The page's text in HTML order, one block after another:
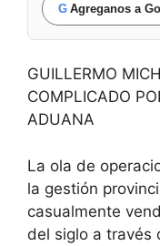
G Agreganos a
GUILLERMO
COMPLICADO
ADUANA
La ola de
la gestión
casualmente
del siglo a través